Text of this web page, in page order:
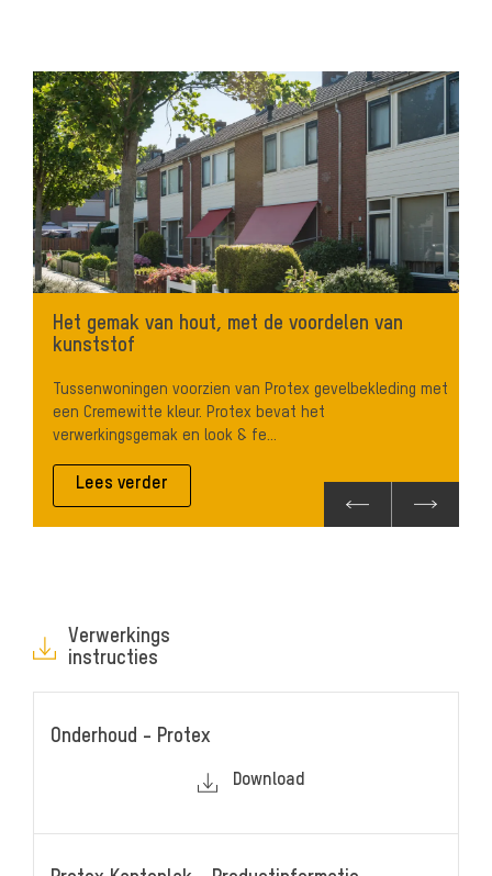
Het gemak van hout, met de voordelen van
kunststof
Tussenwoningen voorzien van Protex gevelbekleding met
een Cremewitte kleur. Protex bevat het
verwerkingsgemak en look & fe...
Lees verder
Verwerkings
instructies
Onderhoud - Protex
Download